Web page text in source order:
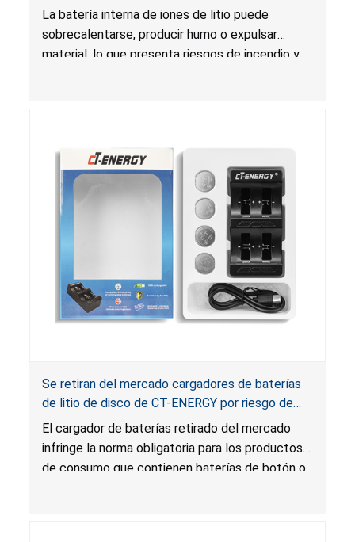
riesgos de incendio y quemadura; Importados
por 7111495 Canada
La batería interna de iones de litio puede
sobrecalentarse, producir humo o expulsar
material, lo que presenta riesgos de incendio y
Se retiran del mercado cargadores de baterías
de litio de disco de CT-ENERGY por riesgo de
lesión grave o muerte por ingestión de baterías;
infringen la norma para productos con baterías
de botón y el estatuto sobre empaques de
El cargador de baterías retirado del mercado
infringe la norma obligatoria para los productos
de consumo que contienen baterías de botón o